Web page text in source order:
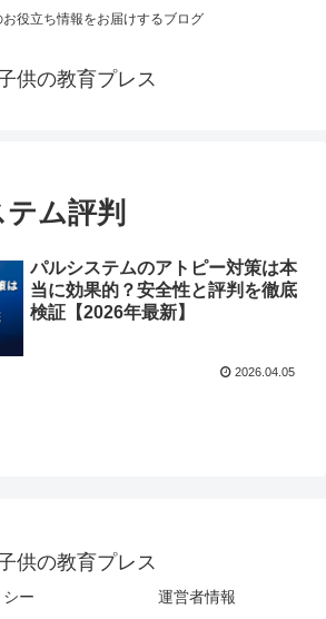
お役立ち情報をお届けするブログ
供の教育プレス
ム評判
パルシステムのアトピー対策は本
当に効果的？安全性と評判を徹底
検証【2026年最新】
2026.04.05
供の教育プレス
ー
運営者情報